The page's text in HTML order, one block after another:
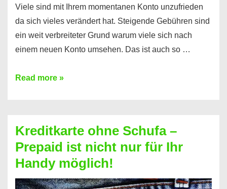
Viele sind mit Ihrem momentanen Konto unzufrieden
da sich vieles verändert hat. Steigende Gebühren sind
ein weit verbreiteter Grund warum viele sich nach
einem neuen Konto umsehen. Das ist auch so …
Konto
Neueröffnung
trotz
Schufaeintrag
möglich
Read more »
Kreditkarte ohne Schufa –
Prepaid ist nicht nur für Ihr
Handy möglich!